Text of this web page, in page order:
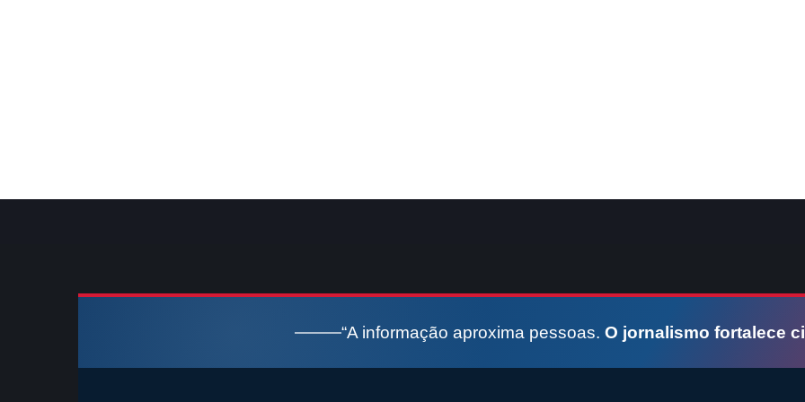
“A informação aproxima pessoas. O jornalismo fortalece